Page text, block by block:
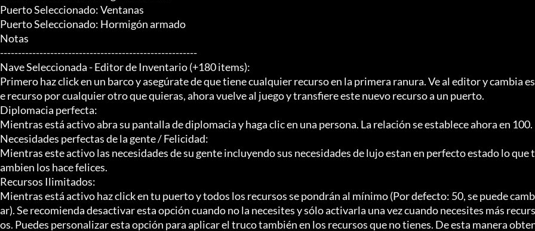
Puerto Seleccionado: Ventanas
Puerto Seleccionado: Hormigón armado
Notas
-------------------------------------------------------
Nave Seleccionada - Editor de Inventario (+180 items):
Primero haz click en un barco y asegúrate de que tiene cualquier recurso en la primera ranura. Ve al editor y cambia
e recurso por cualquier otro que quieras, ahora vuelve al juego y transfiere este nuevo recurso a un puerto.
Diplomacia perfecta:
Mientras está activo abra su pantalla de diplomacia y haga clic en una persona. La relación se establece ahora en 100.
Necesidades perfectas de la gente / Felicidad:
Mientras este activo las necesidades de su gente incluyendo sus necesidades de lujo estan en perfecto estado lo que t
ambien los hace felices.
Recursos Ilimitados:
Mientras está activo haz click en tu puerto y todos los recursos se pondrán al mínimo (Por defecto: 50, se puede
ar). Se recomienda desactivar esta opción cuando no la necesites y sólo activarla una vez cuando necesites más recurs
os. Puedes personalizar esta opción para aplicar el truco también en los recursos que no tienes. De esta manera